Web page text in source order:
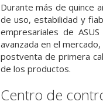
Durante más de quince
de uso, estabilidad y
empresariales de
avanzada en el
postventa de primera
de los productos.
Centro de